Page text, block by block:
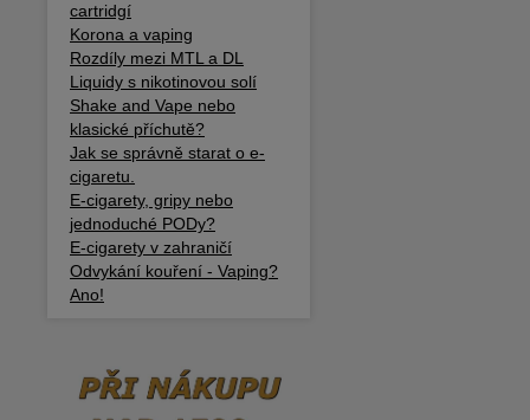
cartridgí
Korona a vaping
Rozdíly mezi MTL a DL
Liquidy s nikotinovou solí
Shake and Vape nebo
klasické příchutě?
Jak se správně starat o e-
cigaretu.
E-cigarety, gripy nebo
jednoduché PODy?
E-cigarety v zahraničí
Odvykání kouření - Vaping?
Ano!